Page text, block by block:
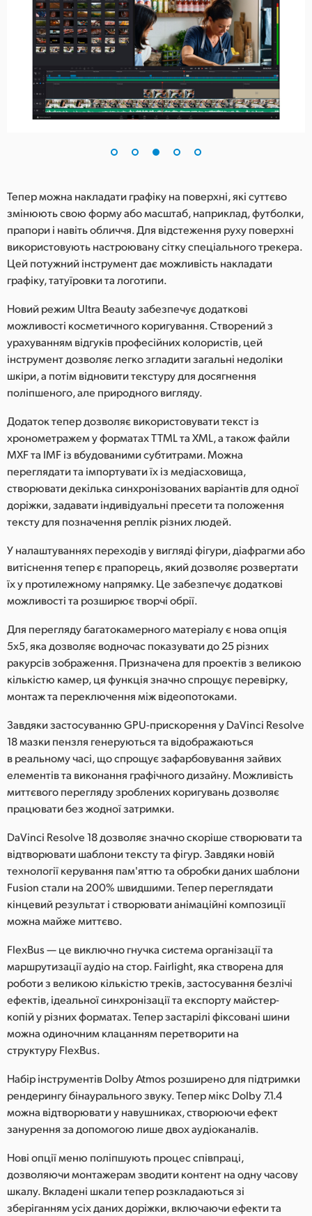
Тепер можна накладати графіку на поверхні, які суттєво
змінюють свою форму або масштаб, наприклад, футболки,
прапори і навіть обличчя. Для відстеження руху поверхні
використовують настроювану сітку спеціального трекера.
Цей потужний інструмент дає можливість накладати
графіку, татуїровки та логотипи.
Новий режим Ultra Beauty забезпечує додаткові
можливості косметичного коригування. Створений з
урахуванням відгуків професійних колористів, цей
інструмент дозволяє легко згладити загальні недоліки
шкіри, а потім відновити текстуру для досягнення
поліпшеного, але природного вигляду.
Додаток тепер дозволяє використовувати текст із
хронометражем у форматах TTML та XML, а також файли
MXF та IMF із вбудованими субтитрами. Можна
переглядати та імпортувати їх із медіасховища,
створювати декілька синхронізованих варіантів для одної
доріжки, задавати індивідуальні пресети та положення
тексту для позначення реплік різних людей.
У налаштуваннях переходів у вигляді фігури, діафрагми або
витіснення тепер є прапорець, який дозволяє розвертати
їх у протилежному напрямку. Це забезпечує додаткові
можливості та розширює творчі обрії.
Для перегляду багатокамерного матеріалу є нова опція
5x5, яка дозволяє водночас показувати до 25 різних
ракурсів зображення. Призначена для проектів з великою
кількістю камер, ця функція значно спрощує перевірку,
монтаж та переключення між відеопотоками.
Завдяки застосуванню GPU-прискорення у DaVinci Resolve
18 мазки пензля генеруються та відображаються
в реальному часі, що спрощує зафарбовування зайвих
елементів та виконання графічного дизайну. Можливість
миттєвого перегляду зроблених коригувань дозволяє
працювати без жодної затримки.
DaVinci Resolve 18 дозволяє значно скоріше створювати та
відтворювати шаблони тексту та фігур. Завдяки новій
технології керування пам'яттю та обробки даних шаблони
Fusion стали на 200% швидшими. Тепер переглядати
кінцевий результат і створювати анімаційні композиції
можна майже миттєво.
FlexBus — це виключно гнучка система організації та
маршрутизації аудіо на стор. Fairlight, яка створена для
роботи з великою кількістю треків, застосування безлічі
ефектів, ідеальної синхронізації та експорту майстер-
копій у різних форматах. Тепер застарілі фіксовані шини
можна одиночним клацанням перетворити на
структуру FlexBus.
Набір інструментів Dolby Atmos розширено для підтримки
рендерингу бінаурального звуку. Тепер мікс Dolby 7.1.4
можна відтворювати у навушниках, створюючи ефект
занурення за допомогою лише двох аудіоканалів.
Нові опції меню поліпшують процес співпраці,
дозволяючи монтажерам зводити контент на одну часову
шкалу. Вкладені шкали тепер розкладаються зі
зберіганням усіх даних доріжки, включаючи ефекти та